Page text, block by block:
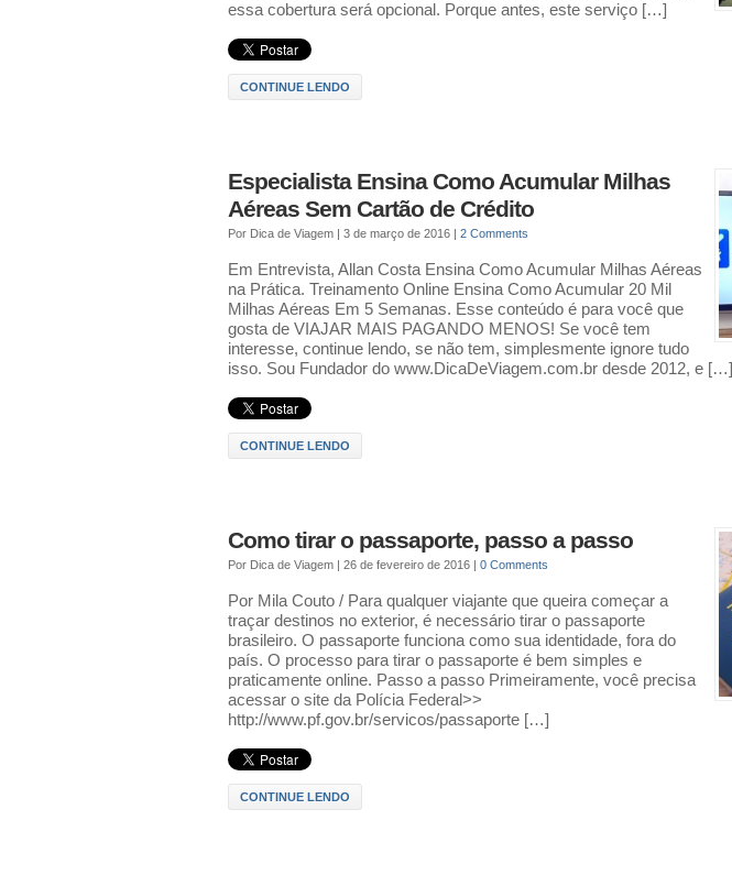
essa cobertura será opcional. Porque antes, este serviço […]
CONTINUE LENDO
Especialista Ensina Como Acumular Milhas
Aéreas Sem Cartão de Crédito
Por Dica de Viagem | 3 de março de 2016 | 2 Comments
Em Entrevista, Allan Costa Ensina Como Acumular Milhas Aéreas
na Prática. Treinamento Online Ensina Como Acumular 20 Mil
Milhas Aéreas Em 5 Semanas. Esse conteúdo é para você que
gosta de VIAJAR MAIS PAGANDO MENOS! Se você tem
interesse, continue lendo, se não tem, simplesmente ignore tudo
isso. Sou Fundador do www.DicaDeViagem.com.br desde 2012, e […]
CONTINUE LENDO
Como tirar o passaporte, passo a passo
Por Dica de Viagem | 26 de fevereiro de 2016 | 0 Comments
Por Mila Couto / Para qualquer viajante que queira começar a
traçar destinos no exterior, é necessário tirar o passaporte
brasileiro. O passaporte funciona como sua identidade, fora do
país. O processo para tirar o passaporte é bem simples e
praticamente online. Passo a passo Primeiramente, você precisa
acessar o site da Polícia Federal>>
http://www.pf.gov.br/servicos/passaporte […]
CONTINUE LENDO